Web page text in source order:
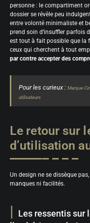
personne : le compartiment
dossier se révèle peu
entre volonté minimaliste et
prend soin d’insuffler parfois
est tout à fait possible que la
ceux qui cherchent à tout
par contre accepter des
Pour les curieux : Marque
utilisateurs
Le retour sur
d’utilisation
Un design ne se dissèque
manques ni facilités.
Les ressentis sur